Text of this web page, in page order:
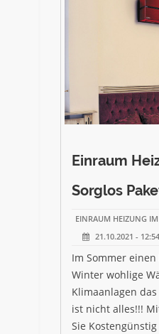
Einraum
Sorglos
EINRAUM HEIZUNG
21.10.2021 - 12:54
Im Sommer
Winter wohlige
Klimaanlagen
ist nicht alles!!!
Sie